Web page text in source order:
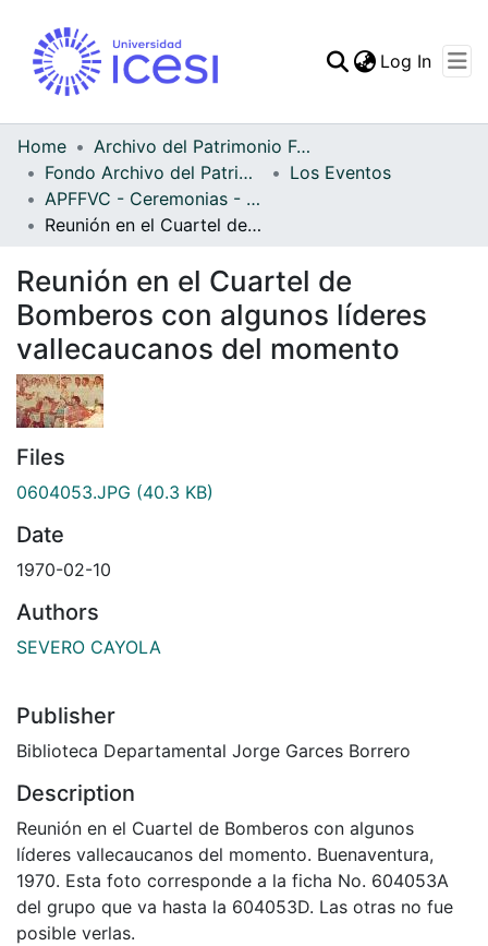
Statistics
Log In
Home
Archivo del Patrimonio Fotográfico y Fílmico del Valle del Cauca
Fondo Archivo del Patrimonio Fotográfico y Fílmico del Valle del Cauca
Los Eventos
APFFVC - Ceremonias - Patrimonial
Reunión en el Cuartel de Bomberos con algunos líderes vallecaucanos del momento
Reunión en el Cuartel de
Bomberos con algunos líderes
vallecaucanos del momento
Files
0604053.JPG (40.3 KB)
Date
1970-02-10
Authors
SEVERO CAYOLA
Publisher
Biblioteca Departamental Jorge Garces Borrero
Description
Reunión en el Cuartel de Bomberos con algunos
líderes vallecaucanos del momento. Buenaventura,
1970. Esta foto corresponde a la ficha No. 604053A
del grupo que va hasta la 604053D. Las otras no fue
posible verlas.